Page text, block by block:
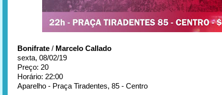
Bonifrate / Marcelo Callado
sexta, 08/02/19
Preço: 20
Horário: 22:00
Aparelho - Praça Tiradentes, 85 - Centro